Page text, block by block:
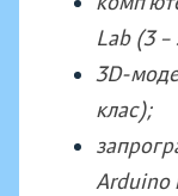
Lab (3 –
3D-
клас);
Arduino